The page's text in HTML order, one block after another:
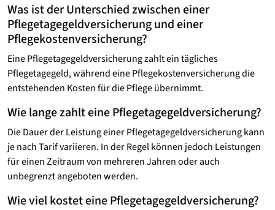
Was ist der Unterschied zwischen einer
Pflegetagegeld­versicherung und einer
Pflegekosten­versicherung?
Eine Pflegetagegeldversicherung zahlt ein tägliches
Pflegetagegeld, während eine Pflegekostenversicherung die
entstehenden Kosten für die Pflege übernimmt.
Wie lange zahlt eine Pflegetagegeld­versicherung?
Die Dauer der Leistung einer Pflegetagegeld­versicherung kann
je nach Tarif variieren. In der Regel können jedoch Leistungen
für einen Zeitraum von mehreren Jahren oder auch
unbegrenzt angeboten werden.
Wie viel kostet eine Pflegetagegeld­versicherung?